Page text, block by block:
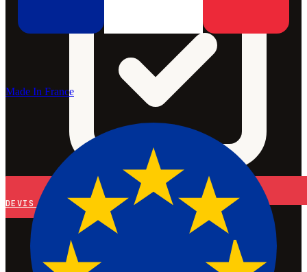
DEVIS
Made In France